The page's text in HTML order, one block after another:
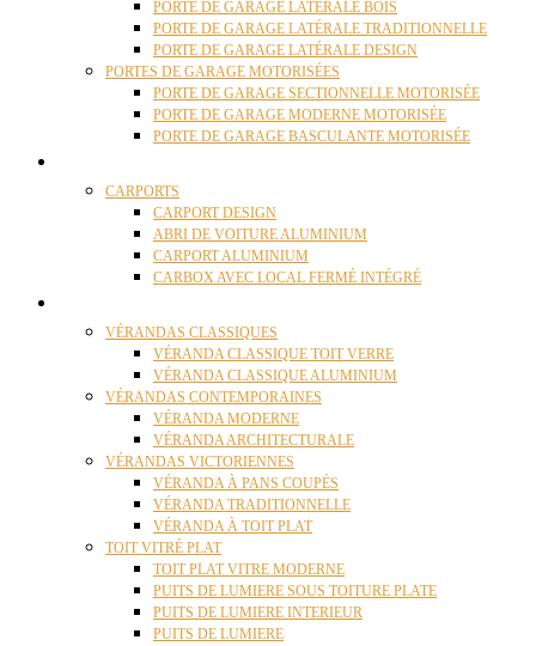
PORTE DE GARAGE LATÉRALE BOIS
PORTE DE GARAGE LATÉRALE TRADITIONNELLE
PORTE DE GARAGE LATÉRALE DESIGN
PORTES DE GARAGE MOTORISÉES
PORTE DE GARAGE SECTIONNELLE MOTORISÉE
PORTE DE GARAGE MODERNE MOTORISÉE
PORTE DE GARAGE BASCULANTE MOTORISÉE
CARPORTS
CARPORT DESIGN
ABRI DE VOITURE ALUMINIUM
CARPORT ALUMINIUM
CARBOX AVEC LOCAL FERMÉ INTÉGRÉ
VÉRANDAS CLASSIQUES
VÉRANDA CLASSIQUE TOIT VERRE
VÉRANDA CLASSIQUE ALUMINIUM
VÉRANDAS CONTEMPORAINES
VÉRANDA MODERNE
VÉRANDA ARCHITECTURALE
VÉRANDAS VICTORIENNES
VÉRANDA À PANS COUPÉS
VÉRANDA TRADITIONNELLE
VÉRANDA À TOIT PLAT
TOIT VITRÉ PLAT
TOIT PLAT VITRE MODERNE
PUITS DE LUMIERE SOUS TOITURE PLATE
PUITS DE LUMIERE INTERIEUR
PUITS DE LUMIERE